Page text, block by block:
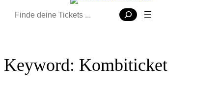
Suchen
Keyword: Kombiticket